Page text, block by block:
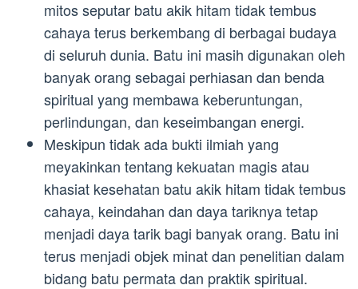
mitos seputar batu akik hitam tidak tembus
cahaya terus berkembang di berbagai budaya
di seluruh dunia. Batu ini masih digunakan oleh
banyak orang sebagai perhiasan dan benda
spiritual yang membawa keberuntungan,
perlindungan, dan keseimbangan energi.
Meskipun tidak ada bukti ilmiah yang
meyakinkan tentang kekuatan magis atau
khasiat kesehatan batu akik hitam tidak tembus
cahaya, keindahan dan daya tariknya tetap
menjadi daya tarik bagi banyak orang. Batu ini
terus menjadi objek minat dan penelitian dalam
bidang batu permata dan praktik spiritual.